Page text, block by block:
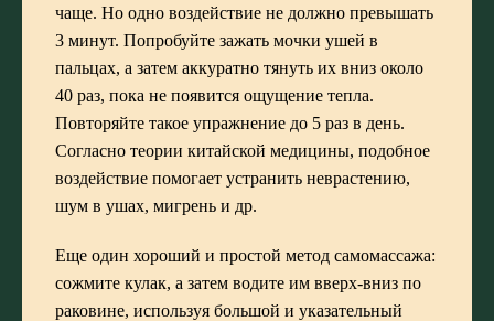
чаще. Но одно воздействие не должно превышать
3 минут. Попробуйте зажать мочки ушей в
пальцах, а затем аккуратно тянуть их вниз около
40 раз, пока не появится ощущение тепла.
Повторяйте такое упражнение до 5 раз в день.
Согласно теории китайской медицины, подобное
воздействие помогает устранить неврастению,
шум в ушах, мигрень и др.
Еще один хороший и простой метод самомассажа:
сожмите кулак, а затем водите им вверх-вниз по
раковине, используя большой и указательный